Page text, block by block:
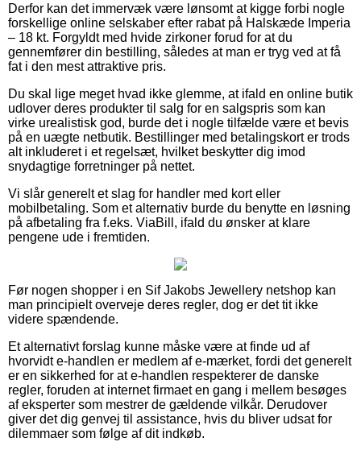
Derfor kan det immervæk være lønsomt at kigge forbi nogle
forskellige online selskaber efter rabat på Halskæde Imperia
– 18 kt. Forgyldt med hvide zirkoner forud for at du
gennemfører din bestilling, således at man er tryg ved at få
fat i den mest attraktive pris.
Du skal lige meget hvad ikke glemme, at ifald en online butik
udlover deres produkter til salg for en salgspris som kan
virke urealistisk god, burde det i nogle tilfælde være et bevis
på en uægte netbutik. Bestillinger med betalingskort er trods
alt inkluderet i et regelsæt, hvilket beskytter dig imod
snydagtige forretninger på nettet.
Vi slår generelt et slag for handler med kort eller
mobilbetaling. Som et alternativ burde du benytte en løsning
på afbetaling fra f.eks. ViaBill, ifald du ønsker at klare
pengene ude i fremtiden.
Før nogen shopper i en Sif Jakobs Jewellery netshop kan
man principielt overveje deres regler, dog er det tit ikke
videre spændende.
Et alternativt forslag kunne måske være at finde ud af
hvorvidt e-handlen er medlem af e-mærket, fordi det generelt
er en sikkerhed for at e-handlen respekterer de danske
regler, foruden at internet firmaet en gang i mellem besøges
af eksperter som mestrer de gældende vilkår. Derudover
giver det dig genvej til assistance, hvis du bliver udsat for
dilemmaer som følge af dit indkøb.